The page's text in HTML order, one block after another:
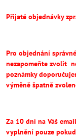
Přijaté objednávky
Pro objednání správné
nezapomeňte zvolit
poznámky
výměně špatně
Za 10 dní na Váš
vyplnění pouze